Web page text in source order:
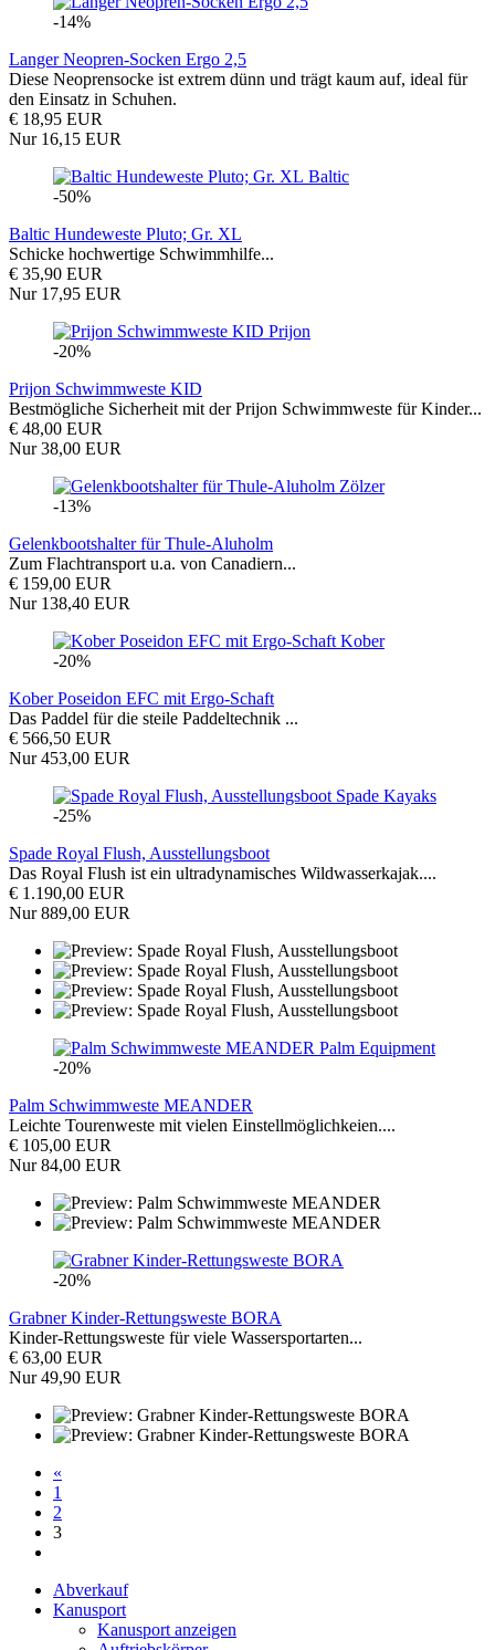
-14%
Langer Neopren-Socken Ergo 2,5
Diese Neoprensocke ist extrem dünn und trägt kaum auf, ideal für
den Einsatz in Schuhen.
€ 18,95 EUR
Nur 16,15 EUR
Baltic
-50%
Baltic Hundeweste Pluto; Gr. XL
Schicke hochwertige Schwimmhilfe...
€ 35,90 EUR
Nur 17,95 EUR
Prijon
-20%
Prijon Schwimmweste KID
Bestmögliche Sicherheit mit der Prijon Schwimmweste für Kinder...
€ 48,00 EUR
Nur 38,00 EUR
Zölzer
-13%
Gelenkbootshalter für Thule-Aluholm
Zum Flachtransport u.a. von Canadiern...
€ 159,00 EUR
Nur 138,40 EUR
Kober
-20%
Kober Poseidon EFC mit Ergo-Schaft
Das Paddel für die steile Paddeltechnik ...
€ 566,50 EUR
Nur 453,00 EUR
Spade Kayaks
-25%
Spade Royal Flush, Ausstellungsboot
Das Royal Flush ist ein ultradynamisches Wildwasserkajak....
€ 1.190,00 EUR
Nur 889,00 EUR
Palm Equipment
-20%
Palm Schwimmweste MEANDER
Leichte Tourenweste mit vielen Einstellmöglichkeien....
€ 105,00 EUR
Nur 84,00 EUR
-20%
Grabner Kinder-Rettungsweste BORA
Kinder-Rettungsweste für viele Wassersportarten...
€ 63,00 EUR
Nur 49,90 EUR
«
1
2
3
Abverkauf
Kanusport
Kanusport anzeigen